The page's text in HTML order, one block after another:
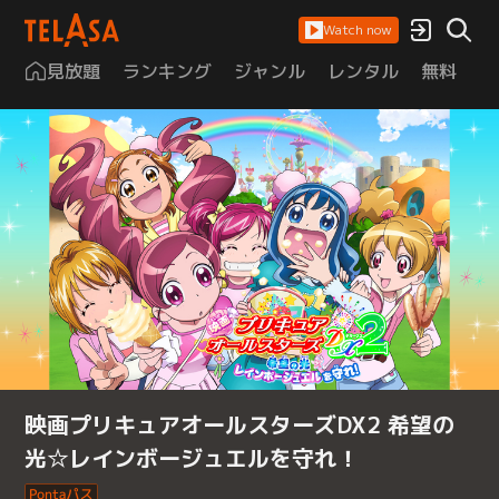
Watch now
見放題 ランキング ジャンル レンタル 無料
映画プリキュアオールスターズDX2 希望の
光☆レインボージュエルを守れ！